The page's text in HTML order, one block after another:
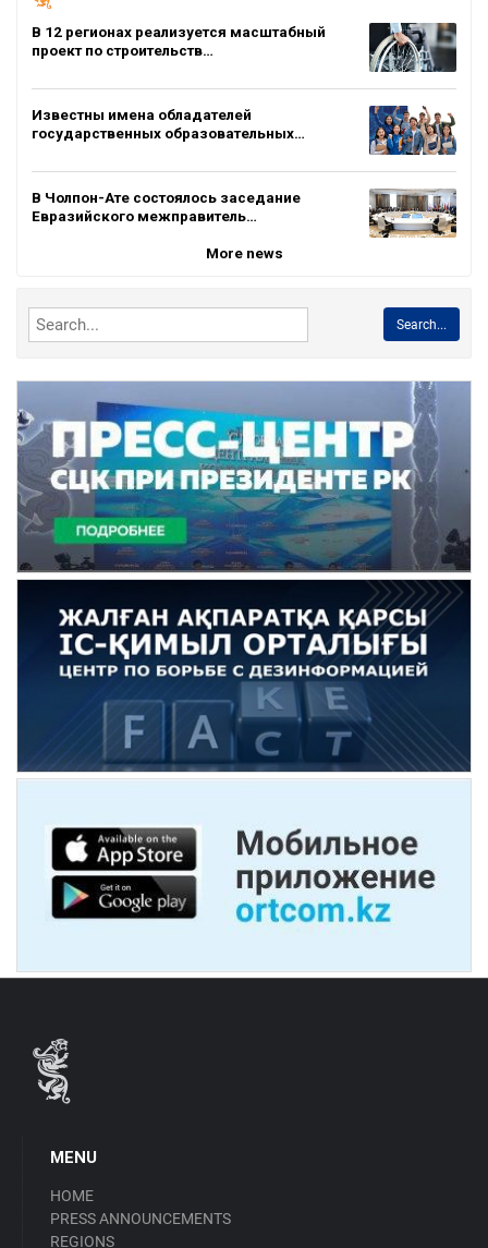
В 12 регионах реализуется масштабный
проект по строительств…
Известны имена обладателей
государственных образовательных…
В Чолпон-Ате состоялось заседание
Евразийского межправитель…
More news
Search...
MENU
HOME
PRESS ANNOUNCEMENTS
REGIONS